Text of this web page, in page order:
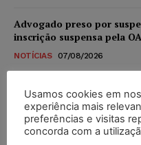
Advogado preso por
inscrição suspensa pela
NOTÍCIAS 07/08/2026
STF amplia isenção de
novos para pessoas com
níveis
DIREITO TRIBUTÁRIO 07/08/
Usamos cookies em
experiência mais
preferências e visitas
concorda com a